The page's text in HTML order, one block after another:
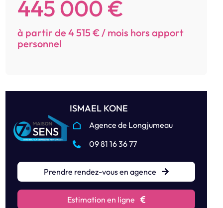
445 000 €
à partir de 4 515 € / mois hors apport
personnel
ISMAEL KONE
Agence de Longjumeau
09 81 16 36 77
Prendre rendez-vous en agence
Estimation en ligne